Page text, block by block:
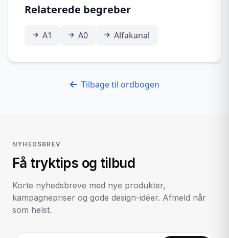
Relaterede begreber
A1 A0 Alfakanal
Tilbage til ordbogen
NYHEDSBREV
Få tryktips og tilbud
Korte nyhedsbreve med nye produkter,
kampagnepriser og gode design-idéer. Afmeld når
som helst.